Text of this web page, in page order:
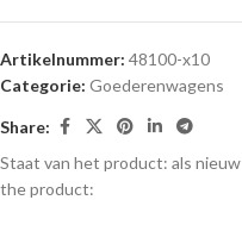
Artikelnummer: 48100-x10
Categorie: Goederenwagens
Share:
Staat van het product: als nieuw
the product: